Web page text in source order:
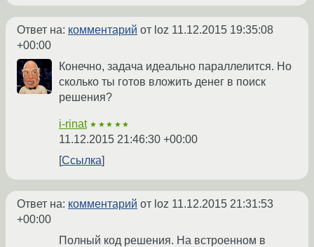
Ответ на: комментарий от loz 11.12.2015 19:35:08
+00:00
Конечно, задача идеально параллелится. Но
сколько ты готов вложить денег в поиск
решения?
i-rinat ★★★★★
11.12.2015 21:46:30 +00:00
Ссылка
Ответ на: комментарий от loz 11.12.2015 21:31:53
+00:00
Полный код решения. На встроенном в